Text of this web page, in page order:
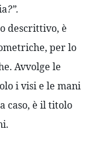
?”.
descrittivo, è
per lo
Avvolge le
i visi e le mani
caso, è il titolo